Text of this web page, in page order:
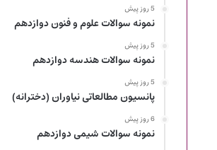
5 روز پیش
نمونه سوالات علوم و فنون دوازدهم
5 روز پیش
نمونه سوالات هندسه دوازدهم
5 روز پیش
پانسیون مطالعاتی نیاوران (دخترانه)
6 روز پیش
نمونه سوالات شیمی دوازدهم